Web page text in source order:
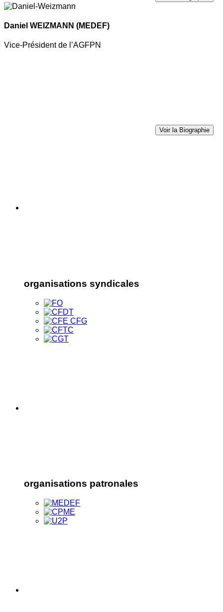
Daniel WEIZMANN (MEDEF)
Vice-Président de l’AGFPN
Voir la Biographie
organisations syndicales
organisations patronales